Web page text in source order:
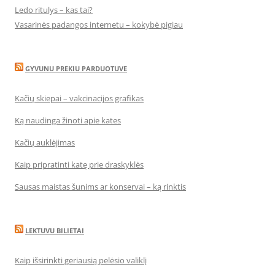
Ledo ritulys – kas tai?
Vasarinės padangos internetu – kokybė pigiau
GYVUNU PREKIU PARDUOTUVE
Kačių skiepai – vakcinacijos grafikas
Ką naudinga žinoti apie kates
Kačių auklėjimas
Kaip pripratinti katę prie draskyklės
Sausas maistas šunims ar konservai – ką rinktis
LEKTUVU BILIETAI
Kaip išsirinkti geriausią pelėsio valiklį